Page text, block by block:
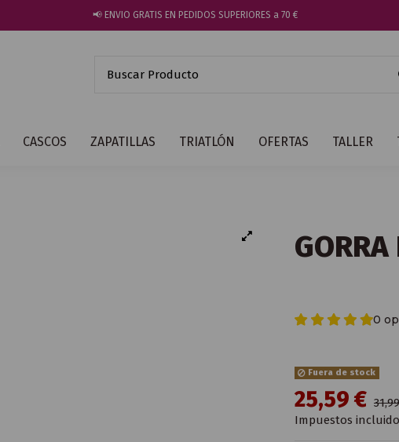
📢 ENVIO GRATIS EN PEDIDOS SUPERIORES a 70 €
CASCOS ZAPATILLAS TRIATLÓN OFERTAS TALLER
GORRA
0
Fuera de stock
25,59 €
Impuestos